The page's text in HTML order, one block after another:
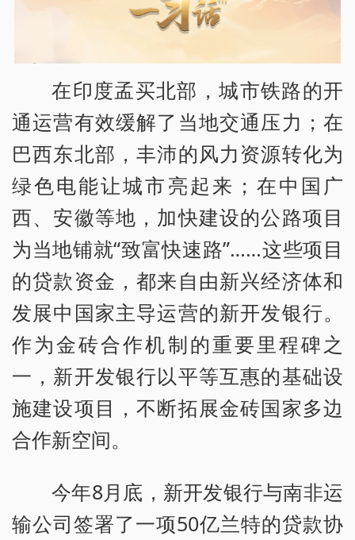
在印度孟买北部，城市铁路的开
通运营有效缓解了当地交通压力；在
巴西东北部，丰沛的风力资源转化为
绿色电能让城市亮起来；在中国广
西、安徽等地，加快建设的公路项目
为当地铺就“致富快速路”……这些项目
的贷款资金，都来自由新兴经济体和
发展中国家主导运营的新开发银行。
作为金砖合作机制的重要里程碑之
一，新开发银行以平等互惠的基础设
施建设项目，不断拓展金砖国家多边
合作新空间。
今年8月底，新开发银行与南非运
输公司签署了一项50亿兰特的贷款协